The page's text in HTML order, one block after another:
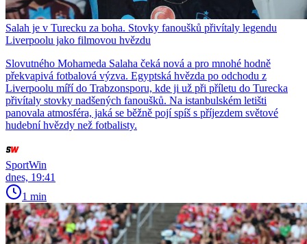
Salah je v Turecku za boha. Stovky fanoušků přivítaly legendu
Liverpoolu jako filmovou hvězdu
Slovutného Mohameda Salaha čeká nová a pro mnohé hodně
překvapivá fotbalová výzva. Egyptská hvězda po odchodu z
Liverpoolu míří do Trabzonsporu, kde ji už při příletu do Turecka
přivítaly stovky nadšených fanoušků. Na istanbulském letišti
panovala atmosféra, jaká se běžně pojí spíš s příjezdem světové
hudební hvězdy než fotbalisty.
SportWin
dnes, 19:41
1 min